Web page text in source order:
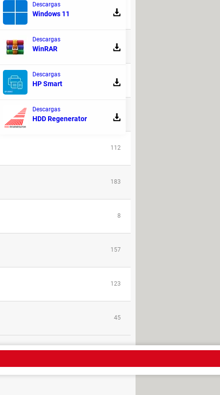
35
65
195
21
112
183
8
157
123
45
Descargas
Windows 11
Descargas
WinRAR
Descargas
HP Smart
Descargas
HDD Regenerator